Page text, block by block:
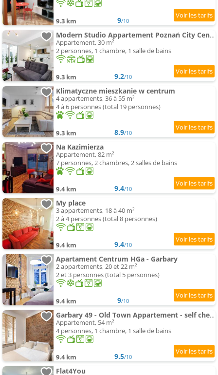
9.3 km 9/10
Modern Studio Appartement Poznań City Center by Noclegi Renters
Appartement, 30 m²
2 personnes, 1 chambre, 1 salle de bains
9.3 km 9.2/10
Klimatyczne mieszkanie w centrum
4 appartements, 36 à 55 m²
4 à 6 personnes (total 19 personnes)
9.3 km 8.9/10
Na Kazimierza
Appartement, 82 m²
7 personnes, 2 chambres, 2 salles de bains
9.4 km 9.4/10
My place
3 appartements, 18 à 40 m²
2 à 4 personnes (total 8 personnes)
9.4 km 9.4/10
Apartament Centrum HGa - Garbary
2 appartements, 20 et 22 m²
2 et 3 personnes (total 5 personnes)
9.4 km 9/10
Garbary 49 - Old Town Appartement - self check-in 24h
Appartement, 54 m²
4 personnes, 1 chambre, 1 salle de bains
9.4 km 9.5/10
Flat4You